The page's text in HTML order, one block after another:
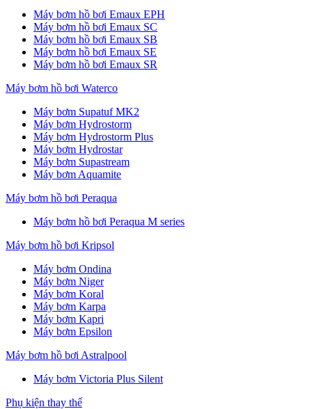
Máy bơm hồ bơi Emaux EPH
Máy bơm hồ bơi Emaux SC
Máy bơm hồ bơi Emaux SB
Máy bơm hồ bơi Emaux SE
Máy bơm hồ bơi Emaux SR
Máy bơm hồ bơi Waterco
Máy bơm Supatuf MK2
Máy bơm Hydrostorm
Máy bơm Hydrostorm Plus
Máy bơm Hydrostar
Máy bơm Supastream
Máy bơm Aquamite
Máy bơm hồ bơi Peraqua
Máy bơm hồ bơi Peraqua M series
Máy bơm hồ bơi Kripsol
Máy bơm Ondina
Máy bơm Niger
Máy bơm Koral
Máy bơm Karpa
Máy bơm Kapri
Máy bơm Epsilon
Máy bơm hồ bơi Astralpool
Máy bơm Victoria Plus Silent
Phụ kiện thay thế